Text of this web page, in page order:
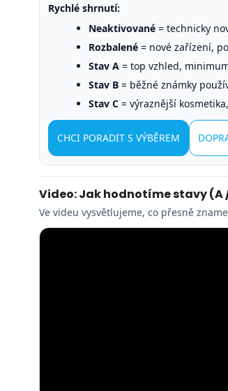
Rychlé shrnutí:
Neaktivované = technicky
Rozbalené = nové zařízení,
Stav A = top vzhled,
Stav B = běžné známky
Stav C = výraznější
CHCI PORADIT S VÝBĚREM
Video: Jak hodnotíme stavy (A
Ve videu vysvětlujeme, co přesně